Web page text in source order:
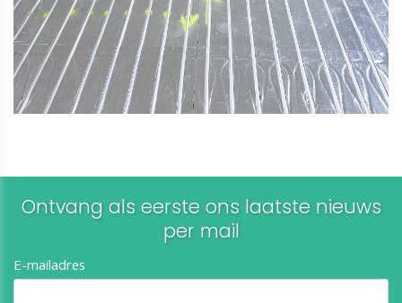
Ontvang als eerste ons laatste nieuws
per mail​​​​​​​
E-mailadres